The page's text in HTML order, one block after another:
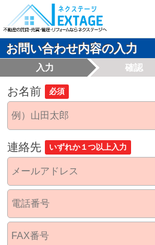
お問い合わせ内容の入力
入力 確認
お名前 必須
連絡先 いずれか１つ以上入力